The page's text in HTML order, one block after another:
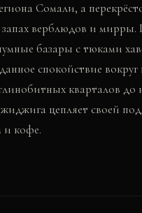
Сомали, а
запах верблюдов и
базары с тюками
спокойствие вокруг
кварталов
цепляет своей
и кофе.